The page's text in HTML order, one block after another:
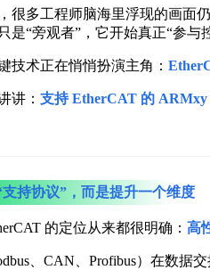
很多工程师脑海里浮现的画面
“旁观者”，它开始真正“参与控
技术正在悄悄扮演主角：
讲： 支持 EtherCAT 的 ARMxy
持协议”，而是提升一个维度
的定位从来都很明确： 高
、CAN、Profibus）在数据